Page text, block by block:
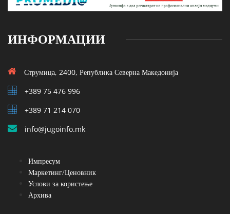
ИНФОРМАЦИИ
Струмица, 2400, Република Северна Македонија
+389 75 476 996
+389 71 214 070
info@jugoinfo.mk
Импресум
Маркетинг/Ценовник
Услови за користење
Архива